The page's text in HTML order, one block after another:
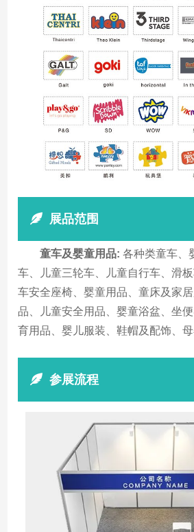
展品范围
童车及婴童用品: 各种类童车、
车、儿童三轮车、儿童自行车、滑
车安全座椅、婴童用品、童床及家
品、儿童安全用品、婴童浴盆、坐
育用品、婴儿服装、鞋帽及配饰、
参展流程